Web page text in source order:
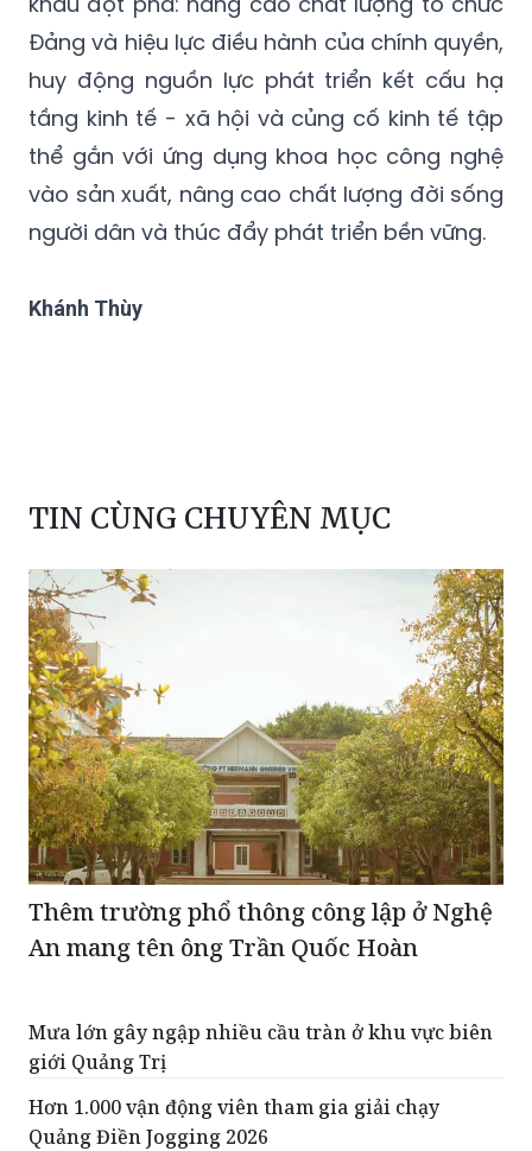
huy động nguồn lực phát triển kết cấu hạ
tầng kinh tế - xã hội và củng cố kinh tế tập
thể gắn với ứng dụng khoa học công nghệ
vào sản xuất, nâng cao chất lượng đời sống
người dân và thúc đẩy phát triển bền vững.
Khánh Thùy
Thêm trường phổ thông công lập ở Nghệ
An mang tên ông Trần Quốc Hoàn
Mưa lớn gây ngập nhiều cầu tràn ở khu vực biên
Hơn 1.000 vận động viên tham gia giải chạy
Quảng Điền Jogging 2026
Lún nứt ở quảng trường Gia Nghĩa là hiện tượng